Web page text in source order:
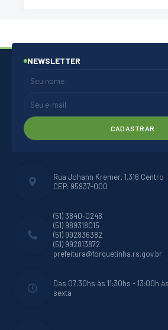
Rua Johann Kremer, 1.316 Centro
CEP: 95937-000
(51) 3840-0246
(51) 989318015
(51) 992836382
(51) 992813872
prefeitura@forquetinha.rs.gov.br
Das 07:30hs às 11:30hs - 13:00h
sexta
NEWSLETTER
CADASTRAR